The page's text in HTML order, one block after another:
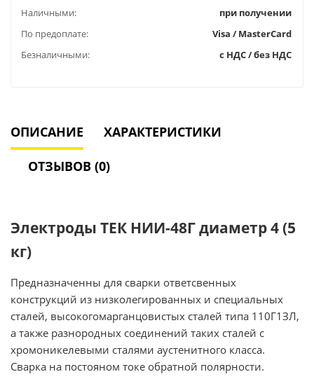
Наличными:
при получении
По предоплате:
Visa / MasterCard
Безналичными:
с НДС / без НДС
ОПИСАНИЕ ХАРАКТЕРИСТИКИ
ОТЗЫВОВ (0)
Электроды ТЕК НИИ-48Г диаметр 4 (5
кг)
Предназначенны для сварки ответсвенных
конструкций из низколегированных и специальных
сталей, высокогомарганцовистых сталей типа 110Г1ЗЛ,
а также разнородных соединений таких сталей с
хромоникелевыми сталями аустенитного класса.
Сварка на постояном токе обратной полярности.